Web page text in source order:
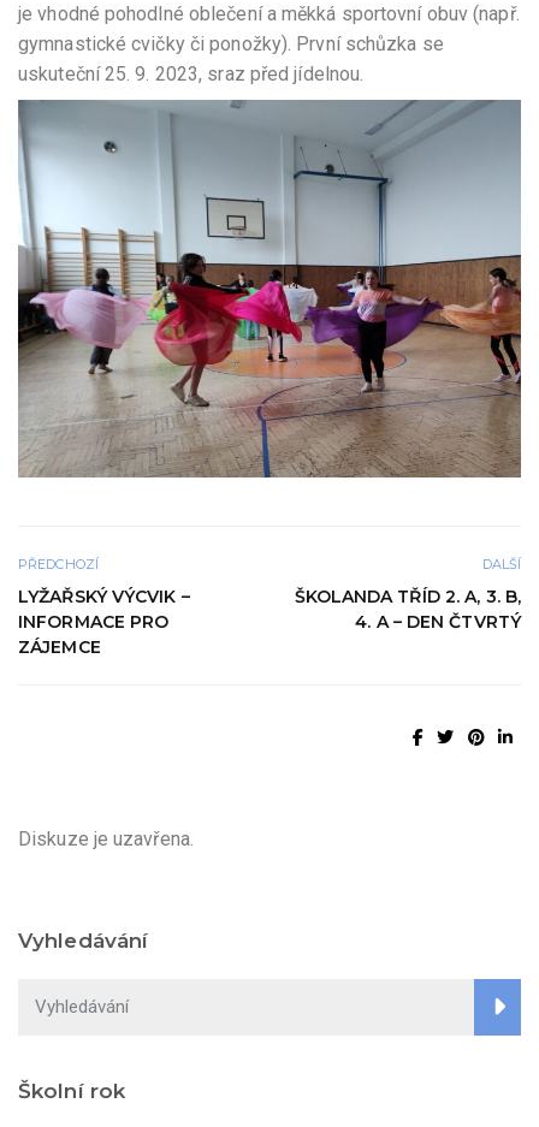
je vhodné pohodlné oblečení a měkká sportovní obuv (např.
gymnastické cvičky či ponožky). První schůzka se
uskuteční 25. 9. 2023, sraz před jídelnou.
PŘEDCHOZÍ
LYŽAŘSKÝ VÝCVIK –
INFORMACE PRO
ZÁJEMCE
DALŠÍ
ŠKOLANDA TŘÍD 2. A, 3. B,
4. A – DEN ČTVRTÝ
Diskuze je uzavřena.
Vyhledávání
Školní rok